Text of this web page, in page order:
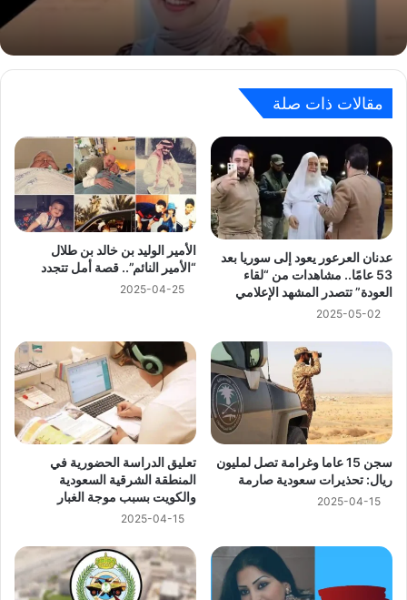
مقالات ذات صلة
عدنان العرعور يعود إلى سوريا بعد
53 عامًا.. مشاهدات من “لقاء
العودة” تتصدر المشهد الإعلامي
2025-05-02
الأمير الوليد بن خالد بن طلال
“الأمير النائم”.. قصة أمل تتجدد
2025-04-25
سجن 15 عاما وغرامة تصل لمليون
ريال: تحذيرات سعودية صارمة
2025-04-15
تعليق الدراسة الحضورية في
المنطقة الشرقية السعودية
والكويت بسبب موجة الغبار
2025-04-15